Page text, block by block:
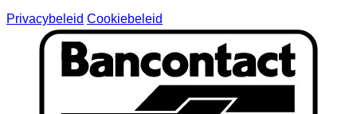
extra
voordeel
voor
2026
Kawasaki
1100SX
Privacybeleid Cookiebeleid